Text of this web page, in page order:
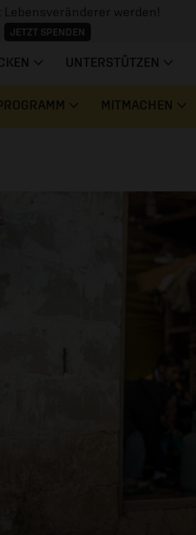
werden!
JETZT SPENDEN
UNTERSTÜTZEN
MITMACHEN